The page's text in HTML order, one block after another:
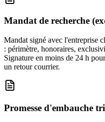
Mandat de recherche
Mandat signé avec l'entreprise
: périmètre, honoraires,
Signature en moins de 24 h
un retour courrier.
Promesse d'embauche